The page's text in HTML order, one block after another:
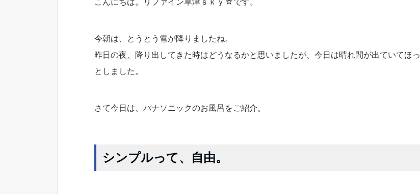
今朝は、とうとう雪が降りましたね。
昨日の夜、降り出してきた時はどうなるかと思いましたが、今日は晴れ間が出ていてほっ
としました。
さて今日は、パナソニックのお風呂をご紹介。
シンプルって、自由。